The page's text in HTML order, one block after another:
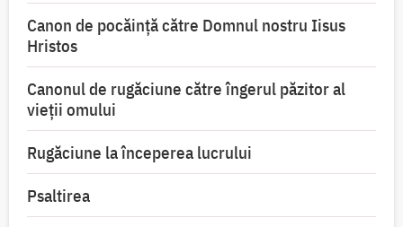
Canon de pocăință către Domnul nostru Iisus
Hristos
Canonul de rugăciune către îngerul păzitor al
vieții omului
Rugăciune la începerea lucrului
Psaltirea